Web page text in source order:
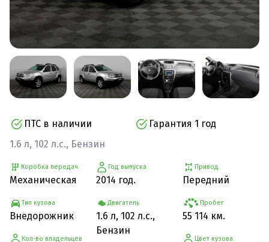
ПТС в наличии
Гарантия 1 год
1.6 л, 102 л.с., Бензин
Коробка передач
Механическая
Тип кузова
Внедорожник
Кол-во владельцев
Год выпуска
2014 год.
Двигатель
1.6 л, 102 л.с.,
Бензин
Привод
Передний
Пробег
55 114 км.
Цвет кузова